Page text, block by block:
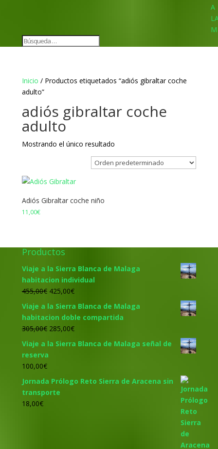
A
Inicio / Productos etiquetados “adiós gibraltar coche
adulto”
adiós gibraltar coche
adulto
Mostrando el único resultado
Adiós Gibraltar coche niño
11,00€
Productos
Viaje a la Sierra Blanca de Malaga
habitacion individual
455,00€ El
precio
original
era:
455,00€.
425,00€El
precio
actual
es:
Viaje a la Sierra Blanca de Malaga
habitacion doble compartida
305,00€ El
precio
285,00€El
precio
Viaje a la Sierra Blanca de Malaga señal de
reserva
100,00€
Jornada Prólogo Reto Sierra de Aracena sin
transporte
18,00€